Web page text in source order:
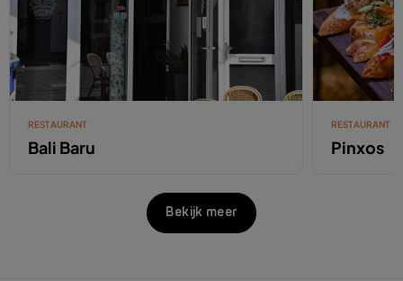
RESTAURANT
Bali Baru
RESTAURANT
Pinxos
Bekijk meer